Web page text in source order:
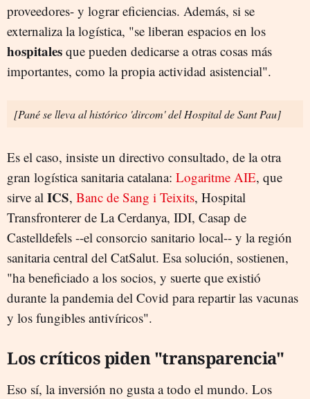
proveedores- y lograr eficiencias. Además, si se
externaliza la logística, "se liberan espacios en los
hospitales que pueden dedicarse a otras cosas más
importantes, como la propia actividad asistencial".
[Pané se lleva al histórico 'dircom' del Hospital de Sant Pau]
Es el caso, insiste un directivo consultado, de la otra
gran logística sanitaria catalana: Logaritme AIE, que
sirve al ICS, Banc de Sang i Teixits, Hospital
Transfronterer de La Cerdanya, IDI, Casap de
Castelldefels --el consorcio sanitario local-- y la región
sanitaria central del CatSalut. Esa solución, sostienen,
"ha beneficiado a los socios, y suerte que existió
durante la pandemia del Covid para repartir las vacunas
y los fungibles antivíricos".
Los críticos piden "transparencia"
Eso sí, la inversión no gusta a todo el mundo. Los